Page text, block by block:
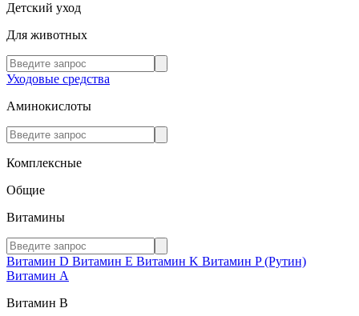
Детский уход
Для животных
Уходовые средства
Аминокислоты
Комплексные
Общие
Витамины
Витамин D Витамин E Витамин K Витамин P (Рутин)
Витамин А
Витамин В